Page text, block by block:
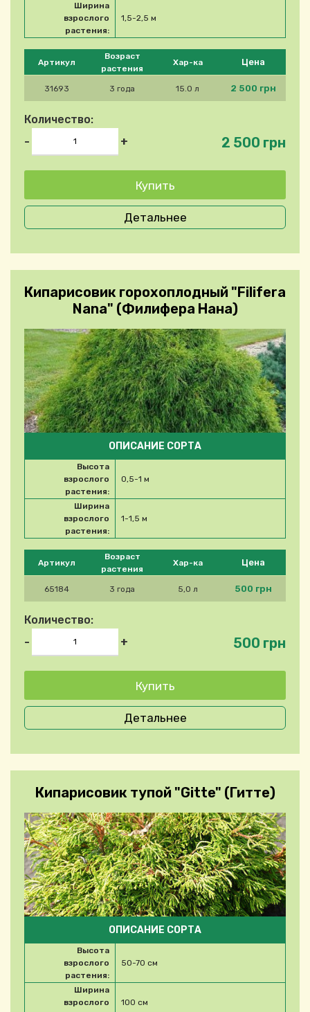
Please select product
Артикул
Возраст
растения
Хар-ка Цена
31693 3 года 15.0 л 2 500 грн
Количество:
-
+ 2 500 грн
Ширина
взрослого
растения:
1,5-2,5 м
Детальнее
Кипарисовик горохоплодный "Filifera
Nana" (Филифера Нана)
Please select product
Артикул
Возраст
растения
Хар-ка Цена
65184 3 года 5,0 л 500 грн
Количество:
-
+ 500 грн
ОПИСАНИЕ СОРТА
Высота
взрослого
растения:
0,5-1 м
Ширина
взрослого
растения:
1-1,5 м
Детальнее
Кипарисовик тупой "Gitte" (Гитте)
ОПИСАНИЕ СОРТА
Высота
взрослого
растения:
50-70 см
Ширина
взрослого
100 см